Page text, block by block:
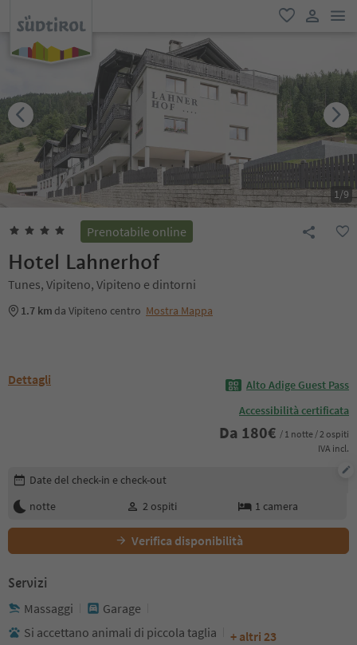
favoriti
1/9
Prenotabile online
Hotel Lahnerhof
Tunes, Vipiteno, Vipiteno e dintorni
1.7 km da Vipiteno centro Mostra Mappa
Dettagli
Alto Adige Guest Pass
Accessibilità certificata
Da 180€ / 1 notte / 2 ospiti
IVA incl.
Modifica i dettagli della prenotazione
Date del check-in e check-out
notte
2 ospiti 1 camera
Verifica disponibilità
Servizi
Massaggi
Garage
Si accettano animali di piccola taglia
+ altri 23